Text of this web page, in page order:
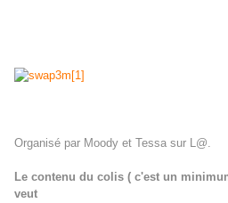
Organisé par Moody et Tessa sur L@.
Le contenu du colis ( c'est un
veut